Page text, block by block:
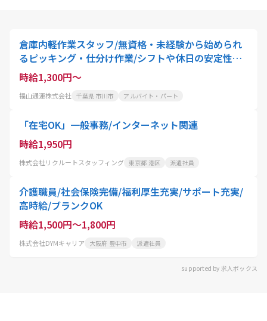
倉庫内軽作業スタッフ/無資格・未経験から始められ
るピッキング・仕分け作業/シフトや休日の安定性抜
群
時給1,300円～
福山通運株式会社 千葉県 市川市 アルバイト・パート
「在宅OK」一般事務/インターネット関連
時給1,950円
株式会社リクルートスタッフィング 東京都 港区 派遣社員
介護職員/社会保険完備/福利厚生充実/サポート充実/
高時給/ブランクOK
時給1,500円～1,800円
株式会社DYMキャリア 大阪府 豊中市 派遣社員
supported by 求人ボックス